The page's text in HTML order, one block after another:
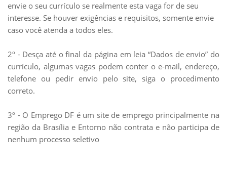
envie o seu currículo se realmente esta vaga for de seu
interesse. Se houver exigências e requisitos, somente envie
caso você atenda a todos eles.
2º - Desça até o final da página em leia “Dados de envio” do
currículo, algumas vagas podem conter o e-mail, endereço,
telefone ou pedir envio pelo site, siga o procedimento
correto.
3º - O Emprego DF é um site de emprego principalmente na
região da Brasília e Entorno não contrata e não participa de
nenhum processo seletivo